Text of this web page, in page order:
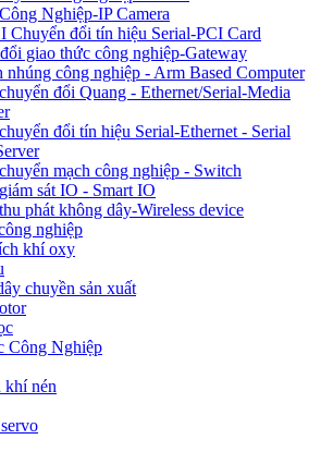
Nghiệp-IP Camera
Chuyển đổi tín hiệu Serial-PCI Card
giao thức công nghiệp-Gateway
nhúng công nghiệp - Arm Based Computer
đổi Quang - Ethernet/Serial-Media
đổi tín hiệu Serial-Ethernet - Serial
mạch công nghiệp - Switch
sát IO - Smart IO
phát không dây-Wireless device
nghiệp
khí oxy
chuyền sản xuất
Công Nghiệp
khí nén